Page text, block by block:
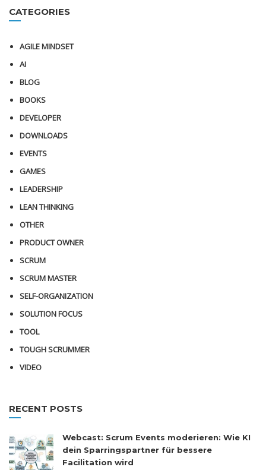
CATEGORIES
AGILE MINDSET
AI
BLOG
BOOKS
DEVELOPER
DOWNLOADS
EVENTS
GAMES
LEADERSHIP
LEAN THINKING
OTHER
PRODUCT OWNER
SCRUM
SCRUM MASTER
SELF-ORGANIZATION
SOLUTION FOCUS
TOOL
TOUGH SCRUMMER
VIDEO
RECENT POSTS
Webcast: Scrum Events moderieren: Wie KI
dein Sparringspartner für bessere
Facilitation wird